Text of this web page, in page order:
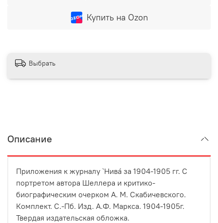
Купить на Ozon
Выбрать
Описание
Приложения к журналу `Нива` за 1904-1905 гг. С
портретом автора Шеллера и критико-
биографическим очерком А. М. Скабичевского.
Комплект. С.-Пб. Изд. А.Ф. Маркса. 1904-1905г.
Твердая издательская обложка.